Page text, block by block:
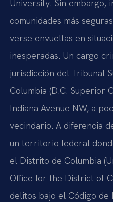
University. Sin embargo,
comunidades más
verse envueltas en
inesperadas. Un cargo
jurisdicción del Tribunal
Columbia (D.C. Superior
Indiana Avenue NW, a
vecindario. A diferencia
un territorio federal
el Distrito de Columbia
Office for the District of
delitos bajo el Código de